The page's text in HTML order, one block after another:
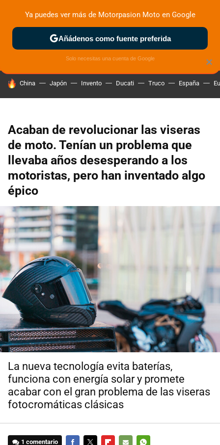
ZONA DE PRUEBAS DEPORTIVAS MOTOS ELÉCTRICAS
HOY SE HABLA DE
China Japón Invento Ducati Truco España
Acaban de revolucionar las viseras
de moto. Tenían un problema que
llevaba años desesperando a los
motoristas, pero han inventado algo
épico
La nueva tecnología evita baterías,
funciona con energía solar y promete
acabar con el gran problema de las viseras
fotocromáticas clásicas
1 comentario
×
Ya puedes ver más de Motorpasion Moto en Google
Añádenos como fuente preferida
Solo necesitas una cuenta de Google